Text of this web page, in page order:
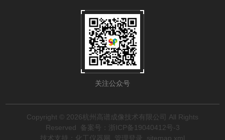
关注公众号
Copyright © 2026杭州高谱成像技术有限公司 All Rights
Reserved
备案号：浙ICP备19040412号-3
技术支持： 化工仪器网 管理登录 sitemap.xml